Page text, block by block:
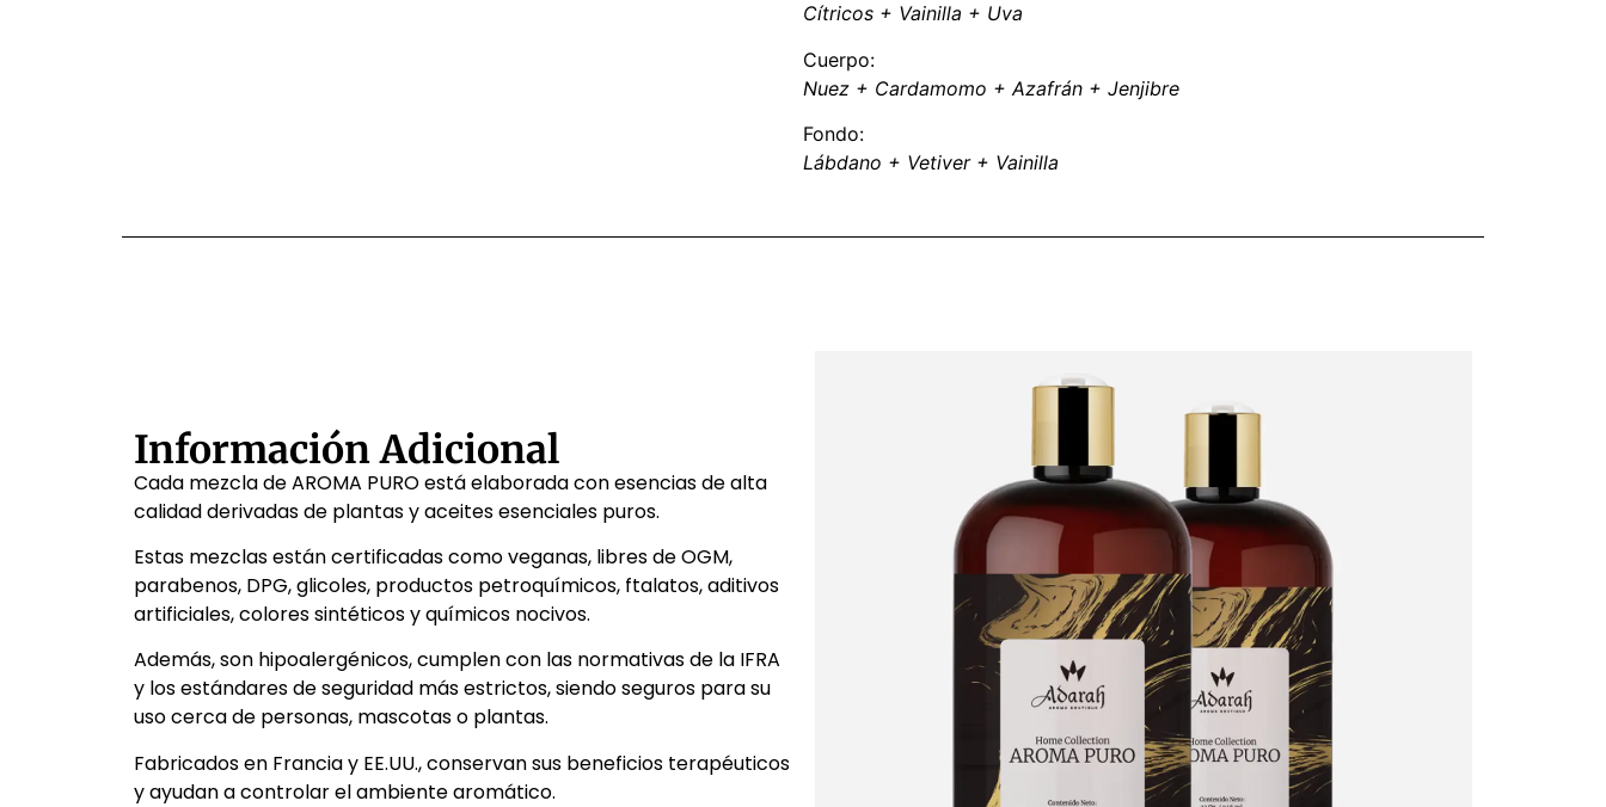
Cítricos + Vainilla + Uva
Cuerpo:
Nuez + Cardamomo + Azafrán + Jenjibre
Fondo:
Lábdano + Vetiver + Vainilla
Información Adicional
Cada mezcla de AROMA PURO está elaborada con esencias de alta
calidad derivadas de plantas y aceites esenciales puros.
Estas mezclas están certificadas como veganas, libres de OGM,
parabenos, DPG, glicoles, productos petroquímicos, ftalatos, aditivos
artificiales, colores sintéticos y químicos nocivos.
Además, son hipoalergénicos, cumplen con las normativas de la IFRA
y los estándares de seguridad más estrictos, siendo seguros para su
uso cerca de personas, mascotas o plantas.
Fabricados en Francia y EE.UU., conservan sus beneficios terapéuticos
y ayudan a controlar el ambiente aromático.